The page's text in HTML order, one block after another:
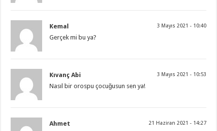
Kemal 3 Mayıs 2021 - 10:40
Gerçek mi bu ya?
Kıvanç Abi 3 Mayıs 2021 - 10:53
Nasıl bir orospu çocuğusun sen ya!
Ahmet 21 Haziran 2021 - 14:27